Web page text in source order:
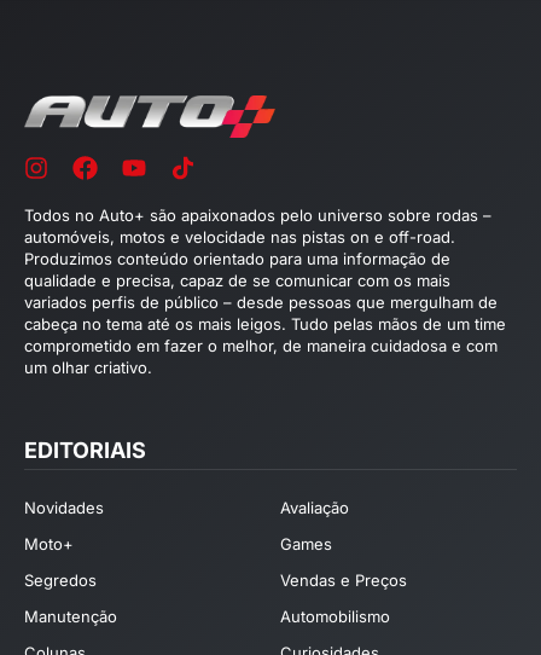
Todos no Auto+ são apaixonados pelo universo sobre rodas –
automóveis, motos e velocidade nas pistas on e off-road.
Produzimos conteúdo orientado para uma informação de
qualidade e precisa, capaz de se comunicar com os mais
variados perfis de público – desde pessoas que mergulham de
cabeça no tema até os mais leigos. Tudo pelas mãos de um time
comprometido em fazer o melhor, de maneira cuidadosa e com
um olhar criativo.
EDITORIAIS
Novidades
Avaliação
Moto+
Games
Segredos
Vendas e Preços
Manutenção
Automobilismo